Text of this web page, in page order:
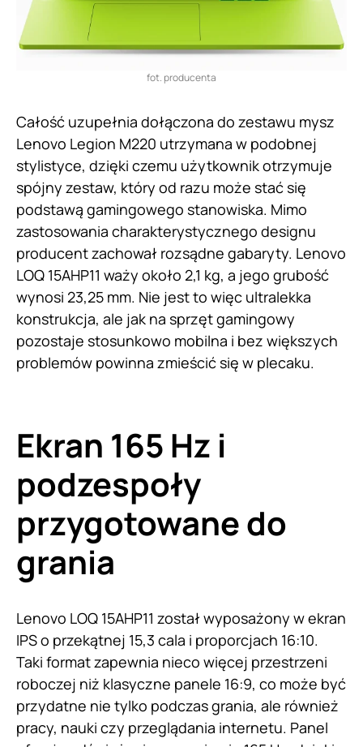
fot. producenta
Całość uzupełnia dołączona do zestawu mysz
Lenovo Legion M220 utrzymana w podobnej
stylistyce, dzięki czemu użytkownik otrzymuje
spójny zestaw, który od razu może stać się
podstawą gamingowego stanowiska. Mimo
zastosowania charakterystycznego designu
producent zachował rozsądne gabaryty. Lenovo
LOQ 15AHP11 waży około 2,1 kg, a jego grubość
wynosi 23,25 mm. Nie jest to więc ultralekka
konstrukcja, ale jak na sprzęt gamingowy
pozostaje stosunkowo mobilna i bez większych
problemów powinna zmieścić się w plecaku.
Ekran 165 Hz i
podzespoły
przygotowane do
grania
Lenovo LOQ 15AHP11 został wyposażony w ekran
IPS o przekątnej 15,3 cala i proporcjach 16:10.
Taki format zapewnia nieco więcej przestrzeni
roboczej niż klasyczne panele 16:9, co może być
przydatne nie tylko podczas grania, ale również
pracy, nauki czy przeglądania internetu. Panel